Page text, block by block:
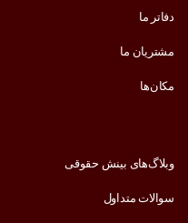
دفاتر ما
مشتریان ما
مکان‌ها
وبلاگ‌های بینش حقوقی
سوالات متداول